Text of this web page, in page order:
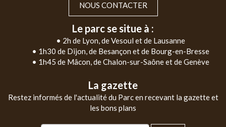
NOUS CONTACTER
Le parc se situe à :
• 2h de Lyon, de Vesoul et de Lausanne
• 1h30 de Dijon, de Besançon et de Bourg-en-Bresse
• 1h45 de Mâcon, de Chalon-sur-Saône et de Genève
La gazette
Restez informés de l'actualité du Parc en recevant la gazette et
les bons plans